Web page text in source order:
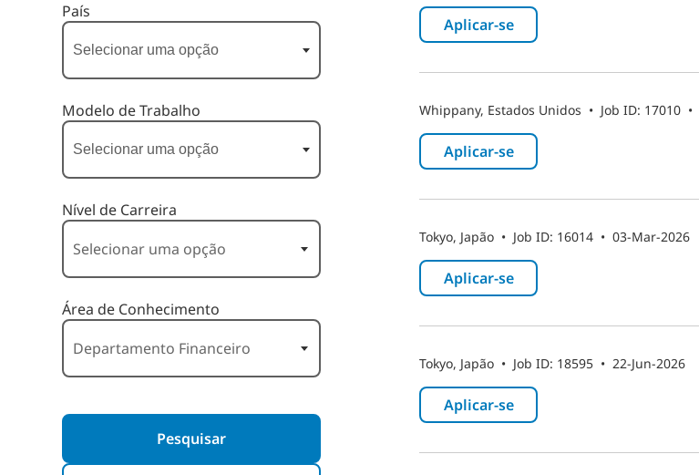
País
Modelo de Trabalho
Nível de Carreira
Área de Conhecimento
Pesquisar
Aplicar-se ​
Whippany, Estados Unidos • Job ID: 17010 •
Aplicar-se ​
Tokyo, Japão • Job ID: 16014 • 03-Mar-2026
Aplicar-se ​
Tokyo, Japão • Job ID: 18595 • 22-Jun-2026
Aplicar-se ​